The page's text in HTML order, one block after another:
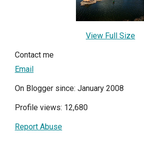
View Full Size
Contact me
Email
On Blogger since: January 2008
Profile views: 12,680
Report Abuse